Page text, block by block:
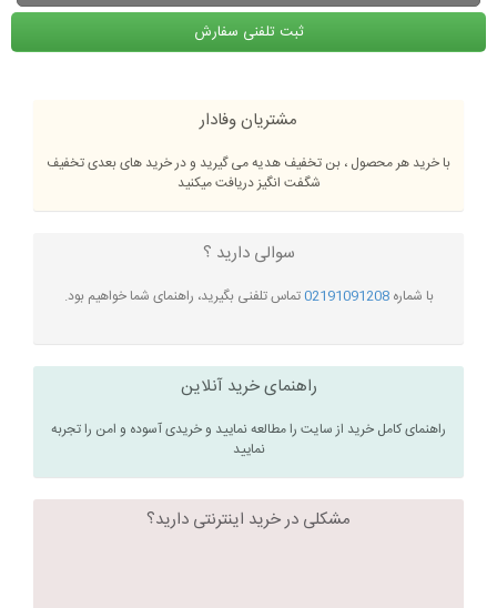
ثبت تلفنی سفارش
مشتریان وفادار
با خرید هر محصول ، بن تخفیف هدیه می گیرید و در خرید های بعدی تخفیف
شگفت انگیز دریافت میکنید
سوالی دارید ؟
با شماره02191091208تماس تلفنی بگیرید، راهنمای شما خواهیم بود.
راهنمای خرید آنلاین
راهنمای کامل خرید از سایت را مطالعه نمایید و خریدی آسوده و امن را تجربه
نمایید
مشکلی در خرید اینترنتی دارید؟